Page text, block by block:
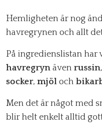
Hemligheten är nog
havregrynen och allt
På ingredienslistan har
havregryn även russin
socker, mjöl och
Men det är något med
blir helt enkelt alltid